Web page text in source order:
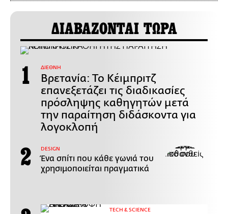
ΔΙΑΒΑΖΟΝΤΑΙ ΤΩΡΑ
ΔΙΕΘΝΗ
Βρετανία: Το Κέιμπριτζ
επανεξετάζει τις διαδικασίες
πρόσληψης καθηγητών μετά
την παραίτηση διδάσκοντα για
λογοκλοπή
DESIGN
Ένα σπίτι που κάθε γωνιά του
χρησιμοποιείται πραγματικά
ΤECH & SCIENCE